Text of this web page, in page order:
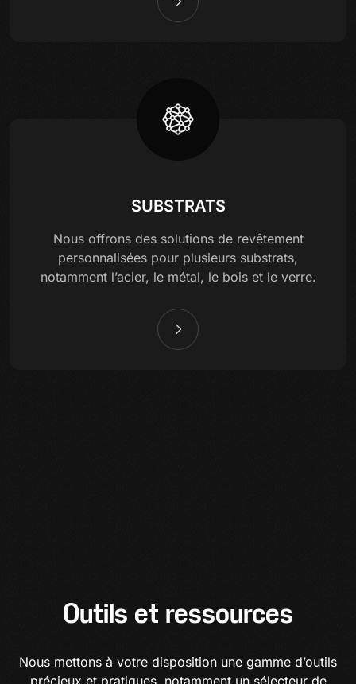
SUBSTRATS
Nous offrons des solutions de revêtement
personnalisées pour plusieurs substrats,
notamment l’acier, le métal, le bois et le verre.
Outils et ressources
Nous mettons à votre disposition une gamme d’outils
précieux et pratiques, notamment un sélecteur de